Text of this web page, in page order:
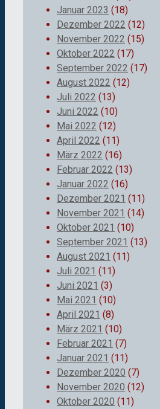
Januar 2023 (18)
Dezember 2022 (12)
November 2022 (15)
Oktober 2022 (17)
September 2022 (17)
August 2022 (12)
Juli 2022 (13)
Juni 2022 (10)
Mai 2022 (12)
April 2022 (11)
März 2022 (16)
Februar 2022 (13)
Januar 2022 (16)
Dezember 2021 (11)
November 2021 (14)
Oktober 2021 (10)
September 2021 (13)
August 2021 (11)
Juli 2021 (11)
Juni 2021 (3)
Mai 2021 (10)
April 2021 (8)
März 2021 (10)
Februar 2021 (7)
Januar 2021 (11)
Dezember 2020 (7)
November 2020 (12)
Oktober 2020 (11)